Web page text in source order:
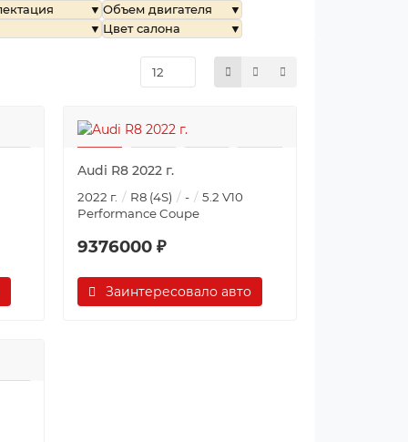
Объем двигателя
Цвет салона
Audi R8 2022 г.
2022 г. R8 (4S) -
5.2 V10
Performance Coupe
9376000 ₽
Заинтересовало авто